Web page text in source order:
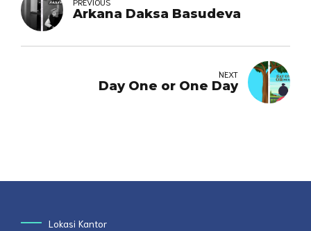
Arkana Daksa Basudeva
NEXT
Day One or One Day
Lokasi Kantor